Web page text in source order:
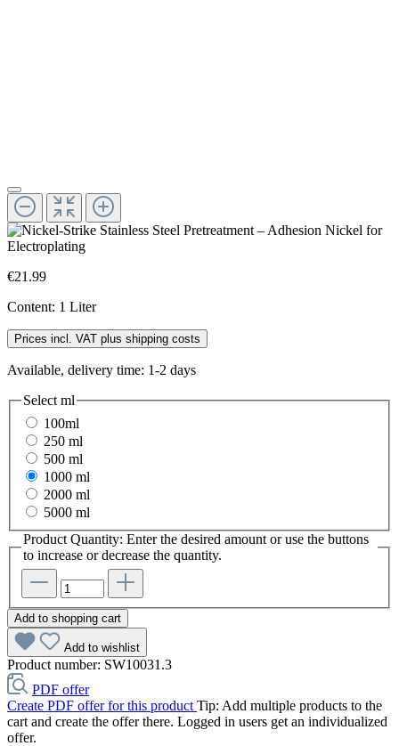
€21.99
Content: 1 Liter
Prices incl. VAT plus shipping costs
Available, delivery time: 1-2 days
Selectml
100ml
250 ml
500 ml
1000 ml
2000 ml
5000 ml
Product Quantity: Enter the desired amount or use the buttons
to increase or decrease the quantity.
Add to shopping cart
Add to wishlist
Product number: SW10031.3
PDF offer
Create PDF offer for this product Tip: Add multiple products to the
cart and create the offer there. Logged in users get an individualized
offer.